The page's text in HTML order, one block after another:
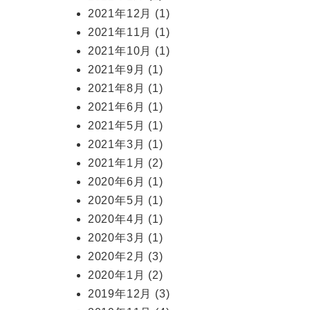
2021年12月
(1)
2021年11月
(1)
2021年10月
(1)
2021年9月 (1)
2021年8月 (1)
2021年6月 (1)
2021年5月 (1)
2021年3月 (1)
2021年1月 (2)
2020年6月 (1)
2020年5月 (1)
2020年4月 (1)
2020年3月 (1)
2020年2月 (3)
2020年1月 (2)
2019年12月
(3)